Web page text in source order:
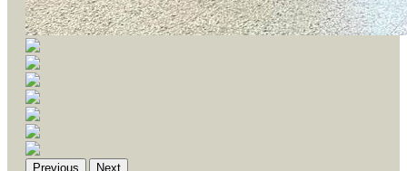
Previous Next